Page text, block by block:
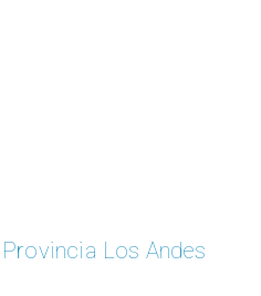
Provincia Los Andes